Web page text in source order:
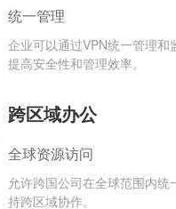
统一管理
企业可以通过VPN统一管理和
提高安全性和管理效率。
跨区域办公
全球资源访问
允许跨国公司在全球范围内统
持跨区域协作。